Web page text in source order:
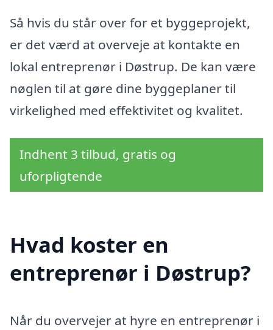
Så hvis du står over for et byggeprojekt,
er det værd at overveje at kontakte en
lokal entreprenør i Døstrup. De kan være
nøglen til at gøre dine byggeplaner til
virkelighed med effektivitet og kvalitet.
Indhent 3 tilbud, gratis og
uforpligtende
Hvad koster en
entreprenør i Døstrup?
Når du overvejer at hyre en entreprenør i